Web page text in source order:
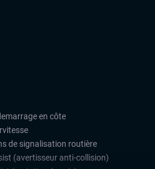
en côte
de signalisation routière
(avertisseur anti-collision)